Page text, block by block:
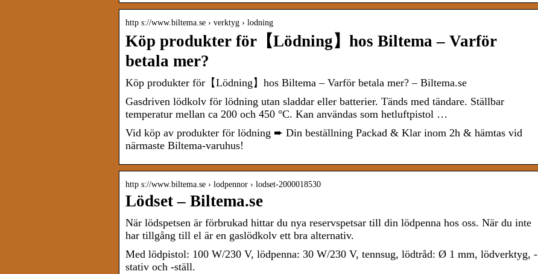
http s://www.biltema.se › verktyg › lodning
Köp produkter för【Lödning】hos Biltema – Varför
betala mer?
Köp produkter för【Lödning】hos Biltema – Varför betala mer? – Biltema.se
Gasdriven lödkolv för lödning utan sladdar eller batterier. Tänds med tändare. Ställbar
temperatur mellan ca 200 och 450 °C. Kan användas som hetluftpistol …
Vid köp av produkter för lödning ➨ Din beställning Packad & Klar inom 2h & hämtas vid
närmaste Biltema-varuhus!
http s://www.biltema.se › lodpennor › lodset-2000018530
Lödset – Biltema.se
När lödspetsen är förbrukad hittar du nya reservspetsar till din lödpenna hos oss. När du inte
har tillgång till el är en gaslödkolv ett bra alternativ.
Med lödpistol: 100 W/230 V, lödpenna: 30 W/230 V, tennsug, lödtråd: Ø 1 mm, lödverktyg, -
stativ och -ställ.